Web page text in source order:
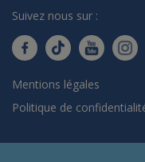
Suivez nous sur :
Mentions légales
Politique de